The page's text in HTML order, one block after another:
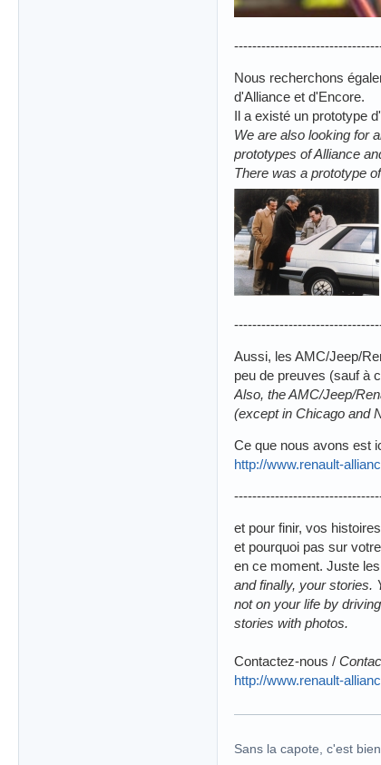
Nous recherchons
d'Alliance et d'Encore.
Il a existé un prototype
We are also looking for
prototypes of Alliance
There was a prototype
Aussi, les AMC/Jeep/
peu de preuves (sauf à
Also, the AMC/Jeep/
(except in Chicago and
Ce que nous avons est
http://www.renault-
et pour finir, vos
et pourquoi pas sur
en ce moment. Juste
and finally, your stories.
not on your life by
stories with photos.
Contactez-nous /
http://www.renault-
Sans la capote, c'est